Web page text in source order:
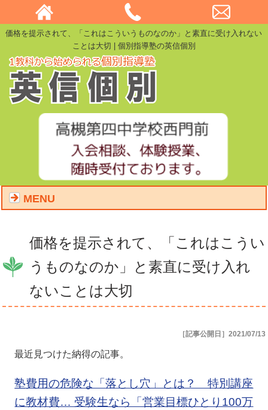
価格を提示されて、「これはこういうものなのか」と素直に受け入れない
ことは大切 | 個別指導塾の英信個別
MENU
価格を提示されて、「これはこうい
うものなのか」と素直に受け入れ
ないことは大切
［記事公開日］2021/07/13
最近見つけた納得の記事。
塾費用の危険な「落とし穴」とは？ 特別講座
に教材費… 受験生なら「営業目標ひとり100万